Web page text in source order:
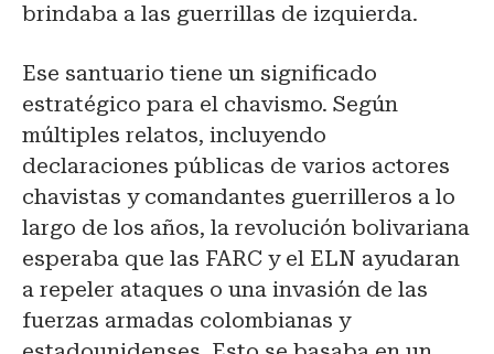
brindaba a las guerrillas de izquierda.
Ese santuario tiene un significado
estratégico para el chavismo. Según
múltiples relatos, incluyendo
declaraciones públicas de varios actores
chavistas y comandantes guerrilleros a lo
largo de los años, la revolución bolivariana
esperaba que las FARC y el ELN ayudaran
a repeler ataques o una invasión de las
fuerzas armadas colombianas y